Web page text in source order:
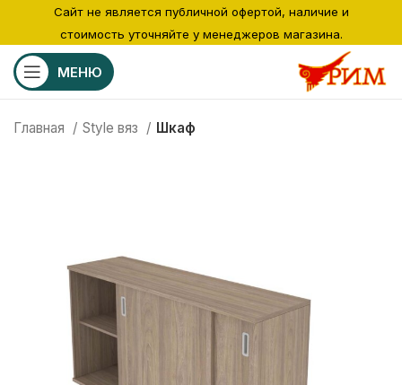
МЕНЮ
Главная Style вяз Шкаф
Сайт не является публичной офертой, наличие и
стоимость уточняйте у менеджеров магазина.